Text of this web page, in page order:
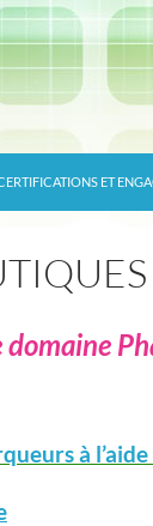
ET
domaine
à